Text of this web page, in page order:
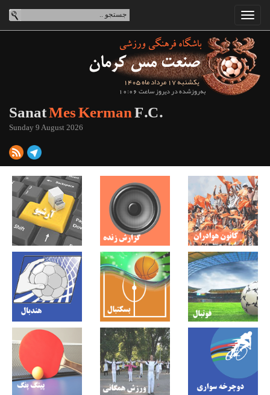
یکشنبه 17 مرداد ماه 1405
به‌روزشده در دیروز ساعت 10:06
SanatMes KermanF.C.
Sunday 9 August 2026